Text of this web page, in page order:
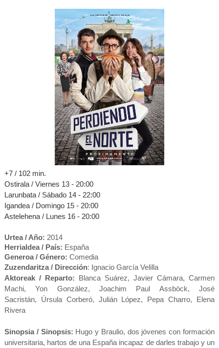
+7 / 102 min.
Ostirala / Viernes 13 - 20:00
Larunbata / Sábado 14 - 22:00
Igandea / Domingo 15 - 20:00
Astelehena / Lunes 16 - 20:00
Urtea / Año: 2014
Herrialdea / País: España
Generoa / Género: Comedia
Zuzendaritza / Dirección: Ignacio García Velilla
Aktoreak / Reparto: Blanca Suárez, Javier Cámara, Carmen
Machi, Yon González, Joachim Paul Assböck, José
Sacristán, Úrsula Corberó, Julián López, Pepa Charro, Elena
Rivera
Sinopsia / Sinopsis: Hugo y Braulio, dos jóvenes con formación
universitaria, hartos de una España incapaz de darles trabajo y un